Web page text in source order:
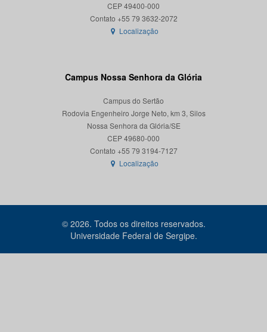
CEP 49400-000
Localização
Campus Nossa Senhora da Glória
Campus do Sertão
Rodovia Engenheiro Jorge Neto, km 3, Silos
Nossa Senhora da Glória/SE
CEP 49680-000
Contato +55 79 3194-7127
Localização
© 2026. Todos os direitos reservados.
Universidade Federal de Sergipe.